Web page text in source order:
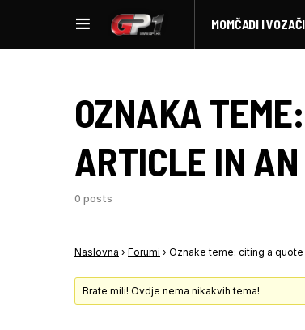
MOMČADI I VOZAČI
OZNAKA TEME:
ARTICLE IN
0 posts
Naslovna › Forumi › Oznake teme: citing a
Brate mili! Ovdje nema nikakvih tema!